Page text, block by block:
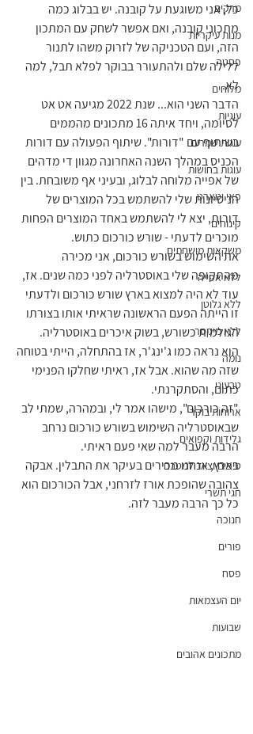
מרקים
מנות עיקריות
פסטה
מלוחים
עוגיות
עוגות שמרים
עוגות בחושות
פאי וטארט
קינוחים
משקאות מושחתים
ללא אפייה
ללא גלוטן
ללא מיקסר
נומה
טבעוני
ארוחות בוקר
גלידות וקפואים
טיפים וציוד למטבח
חגי תשרי
חנוכה
פורים
פסח
יום העצמאות
שבועות
מתכונים אהובים
כל, אני משוגעת על קובנה. יש בבלוג כמה
מתכוני קובנה, ואם אפשר לשחק עם המתכון
הזה, ועם הטכניקה של לזרוק משהו לתנור
ללילה שלם ולהתעורר בבוקר לפלא תבל, למה
לא.
הדבר השני הוא... שנת 2022 מגיעה אט אט
לסיומה, ויחד איתה 16 מתכונים מהממים
בשיתוף עם "דורות". שיתוף הפעולה עם דורות
הכניס במהלך השנה האחרונה מגוון די מדהים
של אפייה מלוחה לבלוג, ובעיני אף משובחת. בין
הניסיונות שלי להשתמש בכל המוצרים של
דורות, יצא לי להשתמש באחד המוצרים הפחות
מוכרים לדעתי - שורש כורכום כתוש.
את השימוש בשורש כורכום, אני מכירה
מהתקופה שלי באוסטרליה לפני כמה שנים. אז,
עוד לא היה למצוא בארץ שורש כורכום ולדעתי
זו הייתה הפעם הראשונה שראיתי אותו בצורתו
הגולמית כשורש, בשוק איכרים באוסטרליה.
הוא נראה כמו ג'ינג'ר, אז בהתחלה, הייתי בטוחה
שזה מה שהוא. אבל אז, ראיתי שחלקו הפנימי
כתום, והסתקרנתי.
"זה כורכום", מישהו אמר לי, ובמהרה, שמתי לב
שבאוסטרליה השימוש בשורש כורכום נרחב
הרבה מעבר למה שאי פעם ראיתי.
בארץ, אנחנו מכירים בעיקר את התבלין. אבקה
צהובה שהופכת אורז לזרחני, אבל הכורכום הוא
כל כך הרבה מעבר לזה.